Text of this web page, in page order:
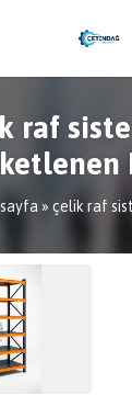
raf
» çelik raf